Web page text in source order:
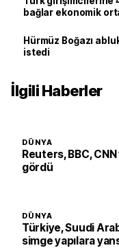
bağlar ekonomik
Hürmüz Boğazı
istedi
İlgili Haberler
DÜNYA
Reuters, BBC,
gördü
DÜNYA
Türkiye, Suudi
simge yapılara